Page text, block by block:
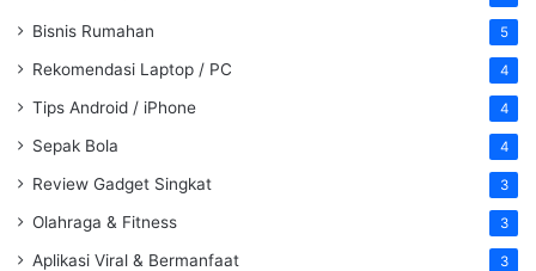
Bisnis Rumahan 5
Rekomendasi Laptop / PC 4
Tips Android / iPhone 4
Sepak Bola 4
Review Gadget Singkat 3
Olahraga & Fitness 3
Aplikasi Viral & Bermanfaat 3